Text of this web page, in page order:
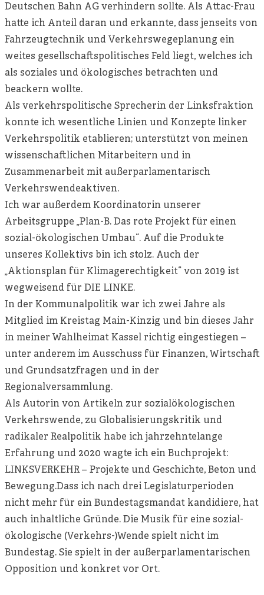
Deutschen Bahn AG verhindern sollte. Als Attac-Frau
hatte ich Anteil daran und erkannte, dass jenseits von
Fahrzeugtechnik und Verkehrswegeplanung ein
weites gesellschaftspolitisches Feld liegt, welches ich
als soziales und ökologisches betrachten und
beackern wollte.
Als verkehrspolitische Sprecherin der Linksfraktion
konnte ich wesentliche Linien und Konzepte linker
Verkehrspolitik etablieren; unterstützt von meinen
wissenschaftlichen Mitarbeitern und in
Zusammenarbeit mit außerparlamentarisch
Verkehrswendeaktiven.
Ich war außerdem Koordinatorin unserer
Arbeitsgruppe „Plan-B. Das rote Projekt für einen
sozial-ökologischen Umbau“. Auf die Produkte
unseres Kollektivs bin ich stolz. Auch der
„Aktionsplan für Klimagerechtigkeit“ von 2019 ist
wegweisend für DIE LINKE.
In der Kommunalpolitik war ich zwei Jahre als
Mitglied im Kreistag Main-Kinzig und bin dieses Jahr
in meiner Wahlheimat Kassel richtig eingestiegen –
unter anderem im Ausschuss für Finanzen, Wirtschaft
und Grundsatzfragen und in der
Regionalversammlung.
Als Autorin von Artikeln zur sozialökologischen
Verkehrswende, zu Globalisierungskritik und
radikaler Realpolitik habe ich jahrzehntelange
Erfahrung und 2020 wagte ich ein Buchprojekt:
LINKSVERKEHR – Projekte und Geschichte, Beton und
Bewegung.Dass ich nach drei Legislaturperioden
nicht mehr für ein Bundestagsmandat kandidiere, hat
auch inhaltliche Gründe. Die Musik für eine sozial-
ökologische (Verkehrs-)Wende spielt nicht im
Bundestag. Sie spielt in der außerparlamentarischen
Opposition und konkret vor Ort.